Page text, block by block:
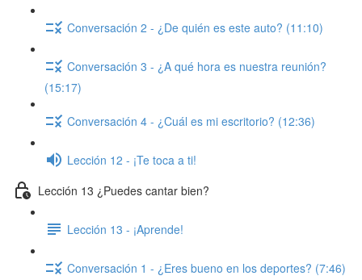
Conversación 2 - ¿De quién es este auto? (11:10)
Conversación 3 - ¿A qué hora es nuestra reunión?
(15:17)
Conversación 4 - ¿Cuál es mi escritorio? (12:36)
Lección 12 - ¡Te toca a ti!
Lección 13 ¿Puedes cantar bien?
Lección 13 - ¡Aprende!
Conversación 1 - ¿Eres bueno en los deportes? (7:46)